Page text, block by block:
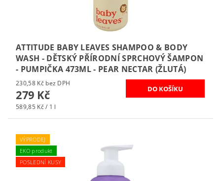
ATTITUDE BABY LEAVES SHAMPOO & BODY
WASH - DĚTSKÝ PŘÍRODNÍ SPRCHOVÝ ŠAMPON
- PUMPIČKA 473ML - PEAR NECTAR (ŽLUTÁ)
230,58 Kč bez DPH
279 Kč
589,85 Kč / 1 l
VÝPRODEJ
EKO produkt
POSLEDNÍ KUSY